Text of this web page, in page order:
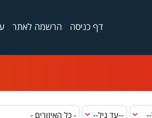
דף כניסה הרשמה לאתר